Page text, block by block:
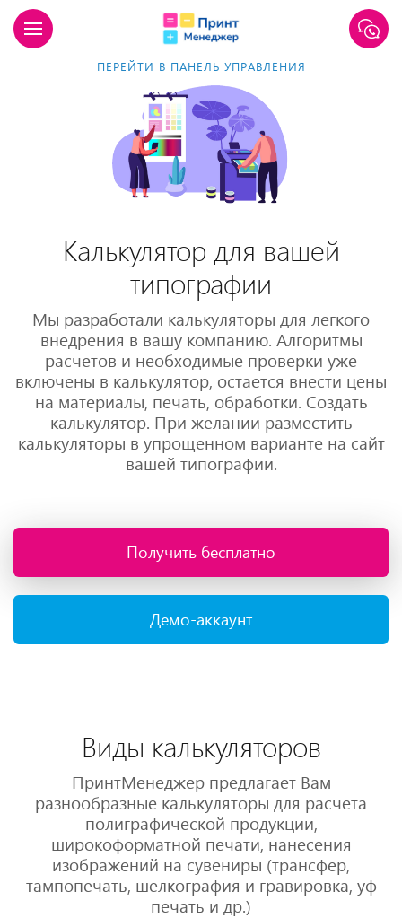
ПЕРЕЙТИ В ПАНЕЛЬ УПРАВЛЕНИЯ
Калькулятор для вашей
типографии
Мы разработали калькуляторы для легкого
внедрения в вашу компанию. Алгоритмы
расчетов и необходимые проверки уже
включены в калькулятор, остается внести цены
на материалы, печать, обработки. Создать
калькулятор. При желании разместить
калькуляторы в упрощенном варианте на сайт
вашей типографии.
Получить бесплатно
Демо-аккаунт
Виды калькуляторов
ПринтМенеджер предлагает Вам
разнообразные калькуляторы для расчета
полиграфической продукции,
широкоформатной печати, нанесения
изображений на сувениры (трансфер,
тампопечать, шелкография и гравировка, уф
печать и др.)